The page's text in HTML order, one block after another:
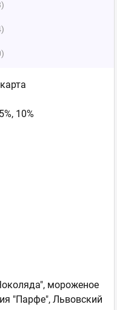
)
)
)
10%
мороженое
"Парфе", Львовский